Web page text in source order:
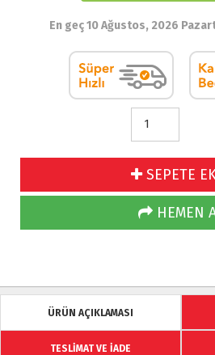
En geç 10 Ağustos, 2026
SEPETE
HEMEN
ÜRÜN AÇIKLAMASI
TESLİMAT VE İADE